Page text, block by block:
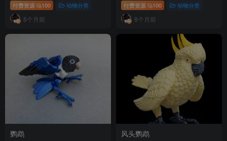
付费资源 100 动物分类
8个月前
付费资源 100 动物分类
8个月前
鹦鹉 风头鹦鹉